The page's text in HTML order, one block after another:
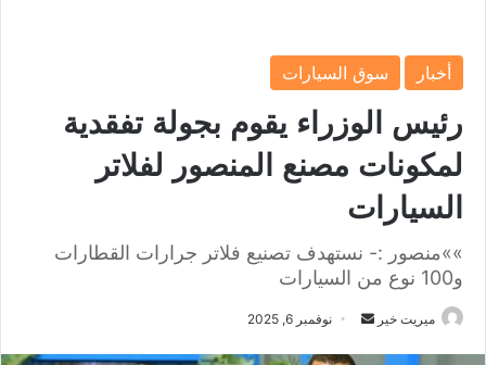
أخبار سوق السيارات
رئيس الوزراء يقوم بجولة تفقدية
لمكونات مصنع المنصور لفلاتر
السيارات
»»منصور :- نستهدف تصنيع فلاتر جرارات القطارات
و100 نوع من السيارات
ميريت خير نوفمبر 6, 2025